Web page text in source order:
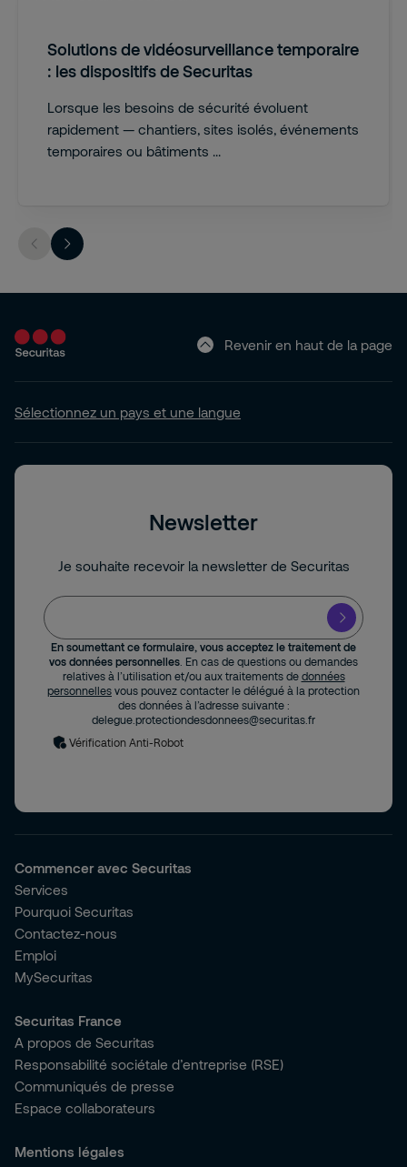
Solutions de vidéosurveillance temporaire
: les dispositifs de Securitas
Lorsque les besoins de sécurité évoluent
rapidement — chantiers, sites isolés, événements
temporaires ou bâtiments ...
Revenir en haut de la page
Sélectionnez un pays et une langue
Newsletter
Je souhaite recevoir la newsletter de Securitas
En soumettant ce formulaire, vous acceptez le traitement de
vos données personnelles . En cas de questions ou demandes
relatives à l’utilisation et/ou aux traitements de données
personnelles vous pouvez contacter le délégué à la protection
des données à l’adresse suivante :
delegue.protectiondesdonnees@securitas.fr
Vérification Anti-Robot
Commencer avec Securitas
Services
Pourquoi Securitas
Contactez-nous
Emploi
MySecuritas
Securitas France
A propos de Securitas
Responsabilité sociétale d’entreprise (RSE)
Communiqués de presse
Espace collaborateurs
Mentions légales